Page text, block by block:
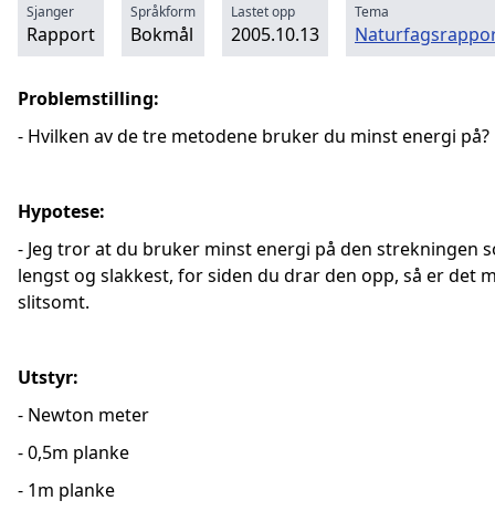
Sjanger
Rapport
Språkform
Bokmål
Lastet opp
2005.10.13
Tema
Problemstilling:
- Hvilken av de tre metodene bruker du minst energi på?
Hypotese:
- Jeg tror at du bruker minst energi på den strekningen
lengst og slakkest, for siden du drar den opp, så er det
slitsomt.
Utstyr:
- Newton meter
- 0,5m planke
- 1m planke